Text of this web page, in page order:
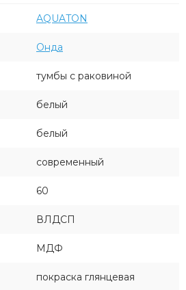
AQUATON
Онда
тумбы с раковиной
белый
белый
современный
60
ВЛДСП
МДФ
покраска глянцевая